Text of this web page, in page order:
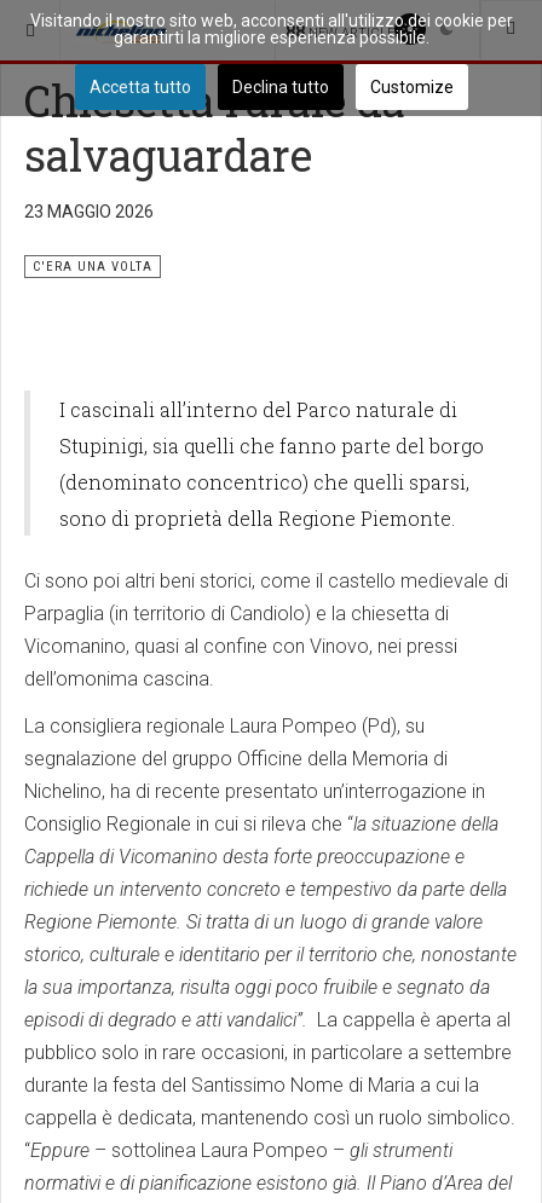
88 NEW ARTICLES
SEI QUI: COME ERAVAMO C'ERA UNA VOLTA
Chiesetta rurale da
salvaguardare
23 MAGGIO 2026
C'ERA UNA VOLTA
I cascinali all’interno del Parco naturale di
Stupinigi, sia quelli che fanno parte del borgo
(denominato concentrico) che quelli sparsi,
sono di proprietà della Regione Piemonte.
Ci sono poi altri beni storici, come il castello medievale di
Parpaglia (in territorio di Candiolo) e la chiesetta di
Vicomanino, quasi al confine con Vinovo, nei pressi
dell’omonima cascina.
La consigliera regionale Laura Pompeo (Pd), su
segnalazione del gruppo Officine della Memoria di
Nichelino, ha di recente presentato un’interrogazione in
Consiglio Regionale in cui si rileva che “la situazione della
Cappella di Vicomanino desta forte preoccupazione e
richiede un intervento concreto e tempestivo da parte della
Regione Piemonte. Si tratta di un luogo di grande valore
storico, culturale e identitario per il territorio che, nonostante
la sua importanza, risulta oggi poco fruibile e segnato da
episodi di degrado e atti vandalici”. La cappella è aperta al
pubblico solo in rare occasioni, in particolare a settembre
durante la festa del Santissimo Nome di Maria a cui la
cappella è dedicata, mantenendo così un ruolo simbolico.
“Eppure – sottolinea Laura Pompeo – gli strumenti
normativi e di pianificazione esistono già. Il Piano d’Area del
Visitando il nostro sito web, acconsenti all'utilizzo dei cookie per
garantirti la migliore esperienza possibile.
Accetta tutto Declina tutto Customize